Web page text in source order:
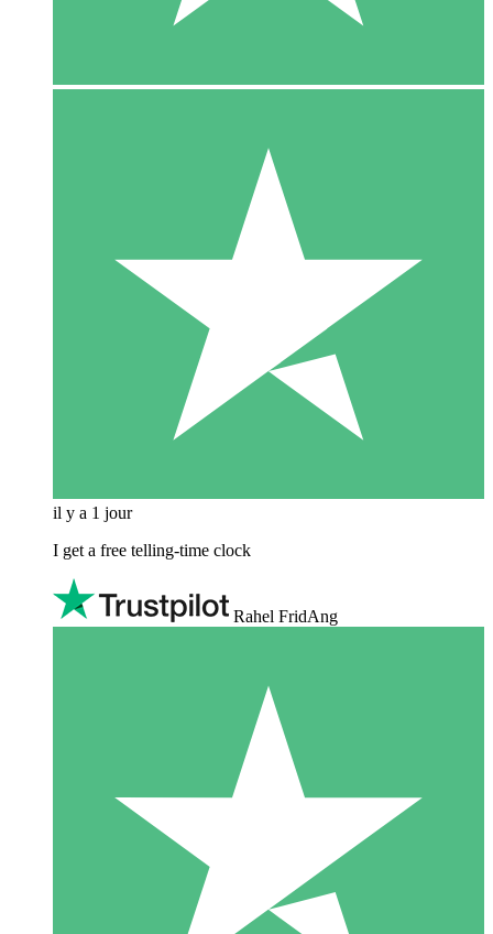
il y a 1 jour
I get a free telling-time clock
Rahel FridAng